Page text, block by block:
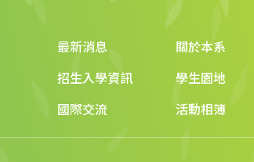
最新消息
關於本系
招生入學資訊
學生園地
國際交流
活動相簿